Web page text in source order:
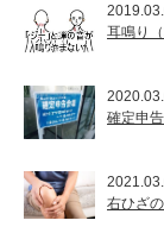
耳鳴り
確定申
右ひざ